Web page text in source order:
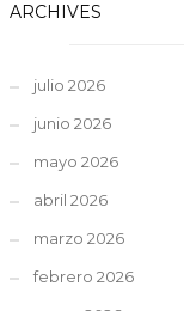
ARCHIVES
julio 2026
junio 2026
mayo 2026
abril 2026
marzo 2026
febrero 2026